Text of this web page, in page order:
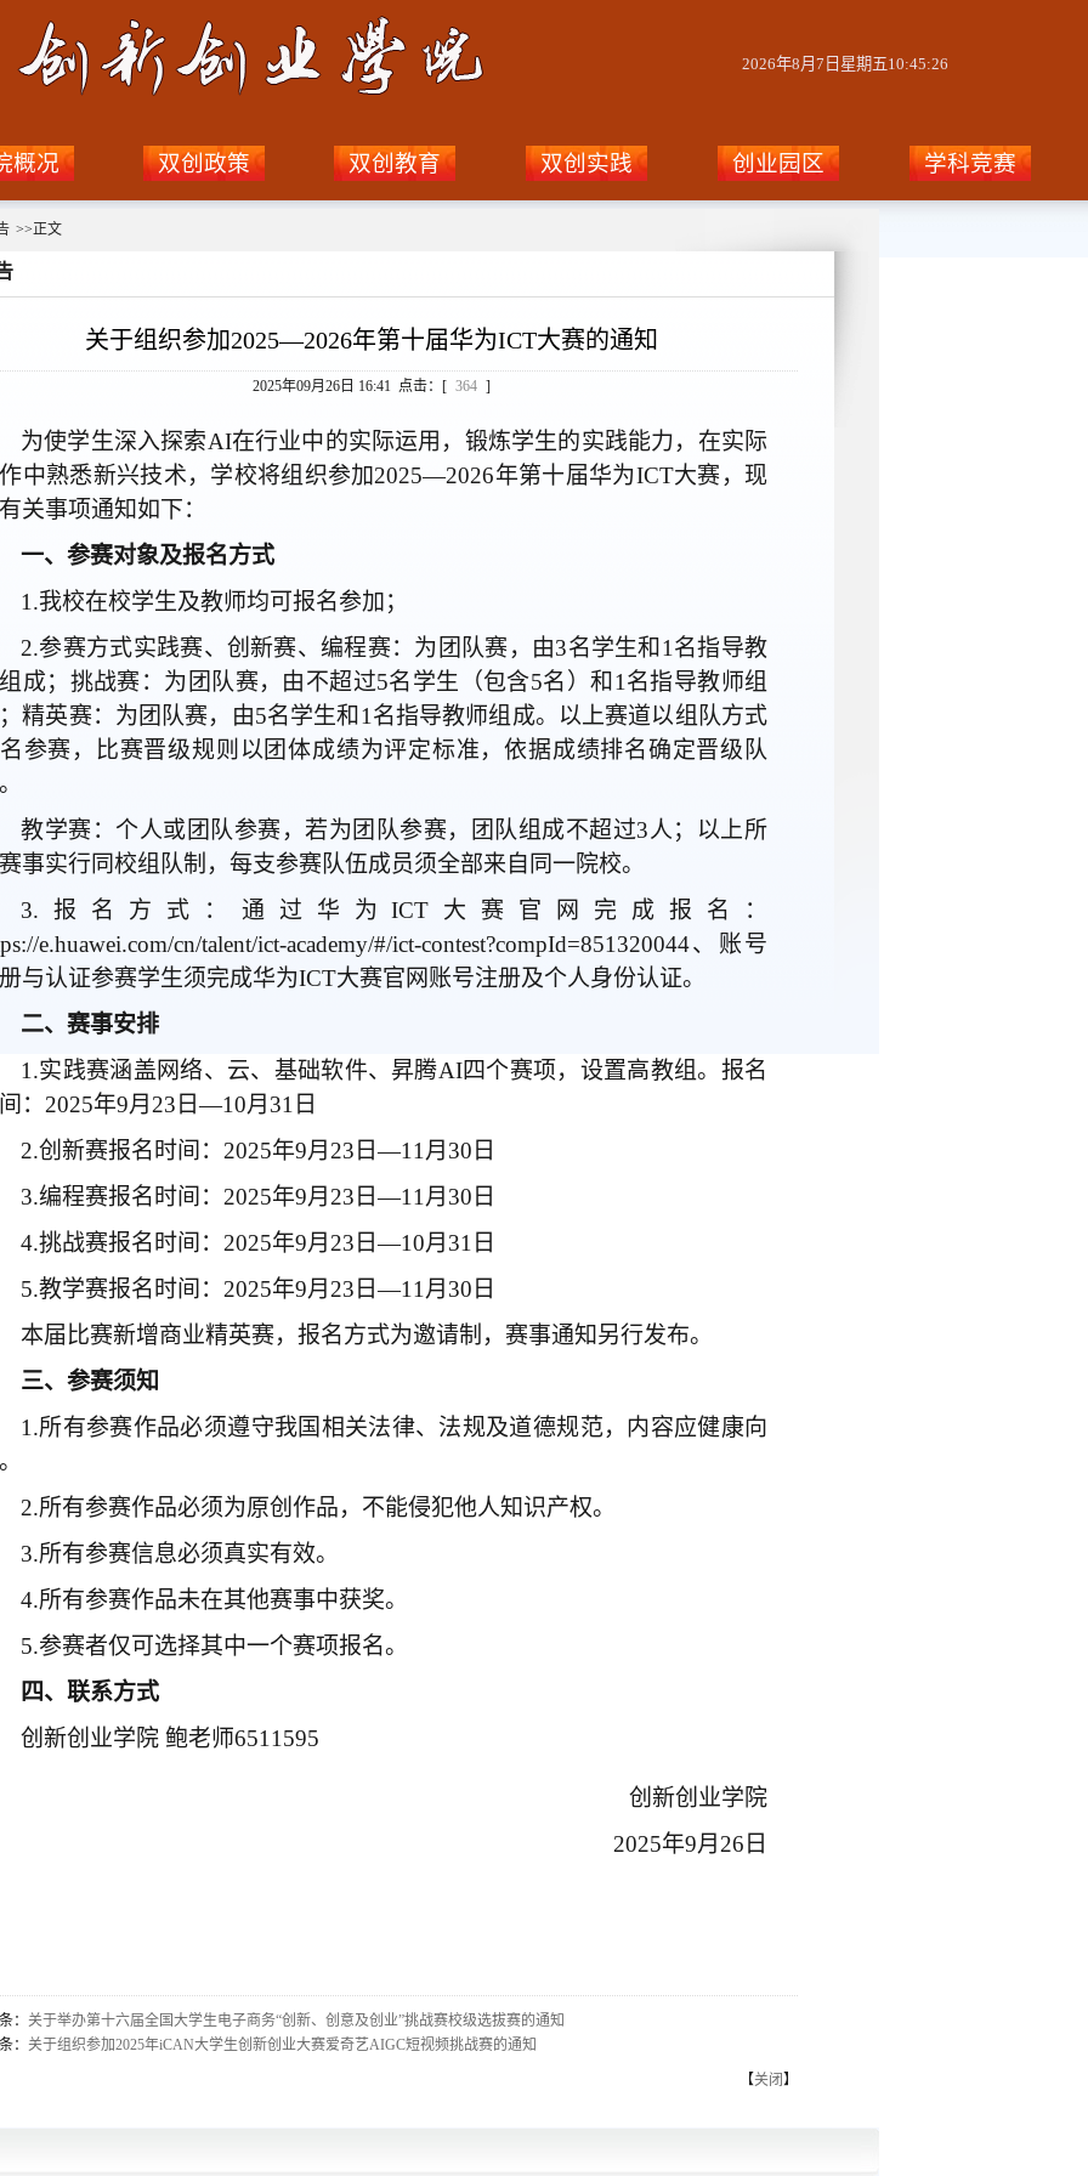
2026年8月7日星期五10:45:27
概况 双创政策 双创教育 双创实践 创业园区 学科竞赛
>>正文
关于组织参加2025—2026年第十届华为ICT大赛的通知
2025年09月26日 16:41 点击：[ 364 ]
为使学生深入探索AI在行业中的实际运用，锻炼学生的实践能力，在实际
中熟悉新兴技术，学校将组织参加2025—2026年第十届华为ICT大赛，现
关事项通知如下：
一、参赛对象及报名方式
1.我校在校学生及教师均可报名参加；
2.参赛方式实践赛、创新赛、编程赛：为团队赛，由3名学生和1名指导教
成；挑战赛：为团队赛，由不超过5名学生（包含5名）和1名指导教师组
精英赛：为团队赛，由5名学生和1名指导教师组成。以上赛道以组队方式
参赛，比赛晋级规则以团体成绩为评定标准，依据成绩排名确定晋级队
教学赛：个人或团队参赛，若为团队参赛，团队组成不超过3人；以上所
事实行同校组队制，每支参赛队伍成员须全部来自同一院校。
3.报名方式：通过华为ICT大赛官网完成报名：
e.huawei.com/cn/talent/ict-academy/#/ict-contest?compId=851320044、账号
与认证参赛学生须完成华为ICT大赛官网账号注册及个人身份认证。
二、赛事安排
1.实践赛涵盖网络、云、基础软件、昇腾AI四个赛项，设置高教组。报名
：2025年9月23日—10月31日
2.创新赛报名时间：2025年9月23日—11月30日
3.编程赛报名时间：2025年9月23日—11月30日
4.挑战赛报名时间：2025年9月23日—10月31日
5.教学赛报名时间：2025年9月23日—11月30日
本届比赛新增商业精英赛，报名方式为邀请制，赛事通知另行发布。
三、参赛须知
1 .所有参赛作品必须遵守我国相关法律、法规及道德规范，内容应健康向
2.所有参赛作品必须为原创作品，不能侵犯他人知识产权。
3.所有参赛信息必须真实有效。
4.所有参赛作品未在其他赛事中获奖。
5.参赛者仅可选择其中一个赛项报名。
四、联系方式
创新创业学院 鲍老师6511595
创新创业学院
2025年9月26日
： 关于举办第十六届全国大学生电子商务“创新、创意及创业”挑战赛校级选拔赛的通知
： 关于组织参加2025年iCAN大学生创新创业大赛爱奇艺AIGC短视频挑战赛的通知
【关闭】